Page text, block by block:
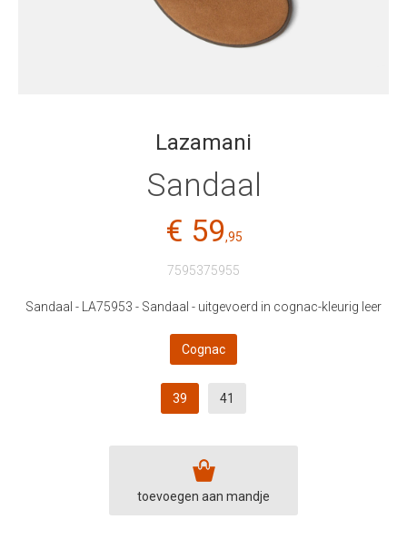
Lazamani
Sandaal
€ 59,95
7595375955
Sandaal - LA75953 - Sandaal - uitgevoerd in cognac-kleurig leer
Cognac
39 41
toevoegen aan mandje